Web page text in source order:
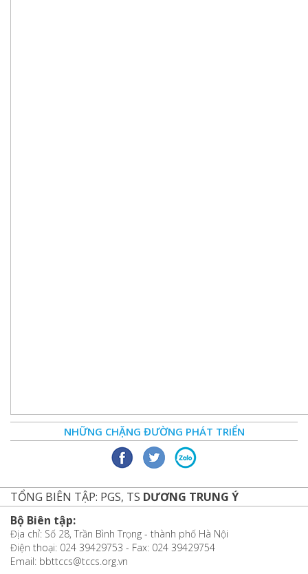
NHỮNG CHẶNG ĐƯỜNG PHÁT TRIỂN
TỔNG BIÊN TẬP: PGS, TS DƯƠNG TRUNG Ý
Bộ Biên tập:
Địa chỉ: Số 28, Trần Bình Trọng - thành phố Hà Nội
Điện thoại: 024 39429753 - Fax: 024 39429754
Email: bbttccs@tccs.org.vn